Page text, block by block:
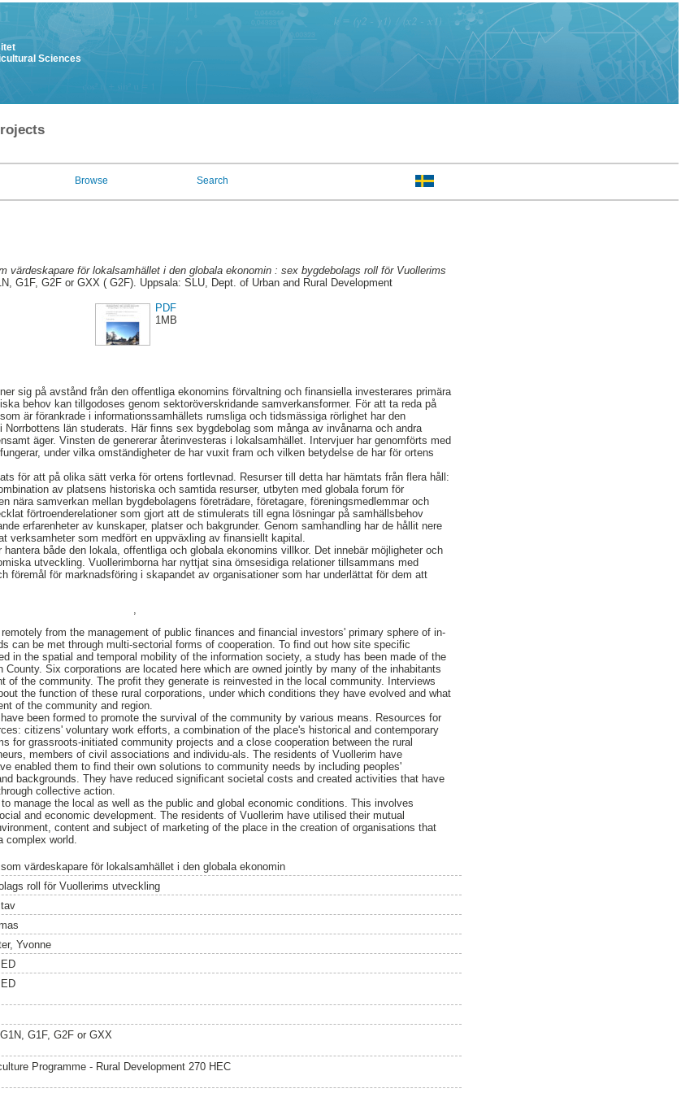
Sciences
Browse Search
värdeskapare för lokalsamhället i den globala ekonomin : sex bygdebolags roll för Vuollerims
G1F, G2F or GXX ( G2F). Uppsala: SLU, Dept. of Urban and Rural Development
PDF
1MB
sig på avstånd från den offentliga ekonomins förvaltning och finansiella investerares primära
behov kan tillgodoses genom sektoröverskridande samverkansformer. För att ta reda på
är förankrade i informationssamhällets rumsliga och tidsmässiga rörlighet har den
Norrbottens län studerats. Här finns sex bygdebolag som många av invånarna och andra
äger. Vinsten de genererar återinvesteras i lokalsamhället. Intervjuer har genomförts med
under vilka omständigheter de har vuxit fram och vilken betydelse de har för ortens
för att på olika sätt verka för ortens fortlevnad. Resurser till detta har hämtats från flera håll:
av platsens historiska och samtida resurser, utbyten med globala forum för
nära samverkan mellan bygdebolagens företrädare, företagare, föreningsmedlemmar och
förtroenderelationer som gjort att de stimulerats till egna lösningar på samhällsbehov
erfarenheter av kunskaper, platser och bakgrunder. Genom samhandling har de hållit nere
verksamheter som medfört en uppväxling av finansiellt kapital.
både den lokala, offentliga och globala ekonomins villkor. Det innebär möjligheter och
utveckling. Vuollerimborna har nyttjat sina ömsesidiga relationer tillsammans med
föremål för marknadsföring i skapandet av organisationer som har underlättat för dem att
from the management of public finances and financial investors' primary sphere of in-
can be met through multi-sectorial forms of cooperation. To find out how site specific
in the spatial and temporal mobility of the information society, a study has been made of the
County. Six corporations are located here which are owned jointly by many of the inhabitants
of the community. The profit they generate is reinvested in the local community. Interviews
the function of these rural corporations, under which conditions they have evolved and what
of the community and region.
been formed to promote the survival of the community by various means. Resources for
citizens' voluntary work efforts, a combination of the place's historical and contemporary
for grassroots-initiated community projects and a close cooperation between the rural
members of civil associations and individu-als. The residents of Vuollerim have
enabled them to find their own solutions to community needs by including peoples'
backgrounds. They have reduced significant societal costs and created activities that have
collective action.
manage the local as well as the public and global economic conditions. This involves
and economic development. The residents of Vuollerim have utilised their mutual
content and subject of marketing of the place in the creation of organisations that
complex world.
värdeskapare för lokalsamhället i den globala ekonomin
roll för Vuollerims utveckling
Yvonne
G1F, G2F or GXX
Programme - Rural Development 270 HEC